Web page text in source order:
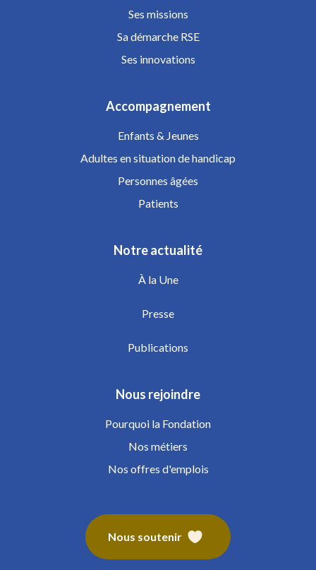
Ses missions
Sa démarche RSE
Ses innovations
Accompagnement
Enfants & Jeunes
Adultes en situation de handicap
Personnes âgées
Patients
Notre actualité
À la Une
Presse
Publications
Nous rejoindre
Pourquoi la Fondation
Nos métiers
Nos offres d'emplois
Nous soutenir